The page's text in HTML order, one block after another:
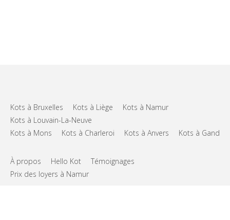
Kots à Bruxelles Kots à Liège
Kots à Namur
Kots à Louvain-La-Neuve
Kots à Mons
Kots à Charleroi Kots à Anvers Kots à Gand
À propos Hello Kot
Témoignages
Prix des loyers à Namur